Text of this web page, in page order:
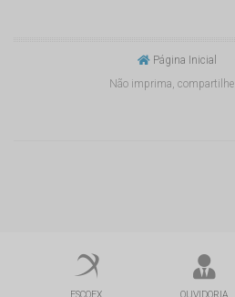
Página Inicial
Não imprima, compartilhe